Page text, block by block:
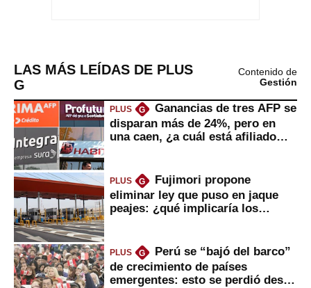
LAS MÁS LEÍDAS DE PLUS
G
Contenido de
Gestión
PLUS G
Ganancias de tres AFP se
disparan más de 24%, pero en
una caen, ¿a cuál está afiliado
PLUS G
Fujimori propone
eliminar ley que puso en jaque
peajes: ¿qué implicaría los
PLUS G
Perú se “bajó del barco”
de crecimiento de países
emergentes: esto se perdió desde